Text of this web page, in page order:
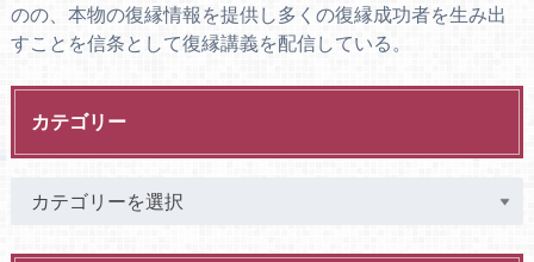
のの、本物の復縁情報を提供し多くの復縁成功者を生み出
すことを信条として復縁講義を配信している。
カテゴリー